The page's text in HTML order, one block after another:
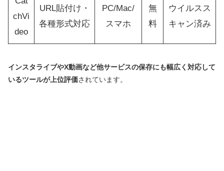
chVi
deo
URL貼付け・
各種形式対応
PC/Mac/
スマホ
無
料
ウイルスス
キャン済み
インスタライブやX動画など他サービスの保存にも幅広く対応して
いるツールが上位評価されています。